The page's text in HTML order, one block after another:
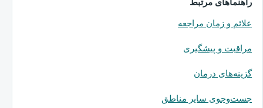
علائم و زمان مراجعه
مراقبت و پیشگیری
گزینه‌های درمان
جست‌وجوی سایر مناطق